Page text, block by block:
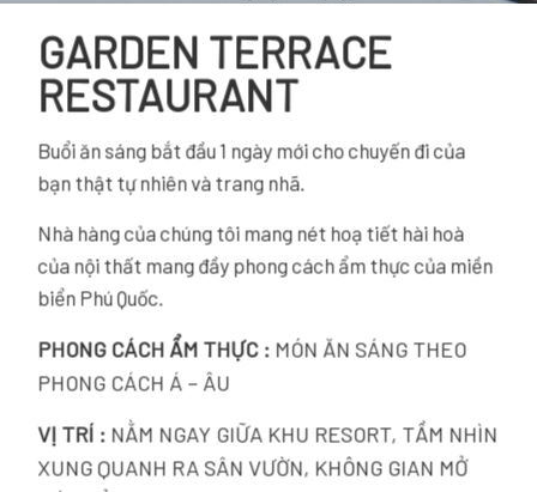
GARDEN TERRACE
RESTAURANT
Buổi ăn sáng bắt đầu 1 ngày mới cho chuyến đi của
bạn thật tự nhiên và trang nhã.
Nhà hàng của chúng tôi mang nét hoạ tiết hài hoà
của nội thất mang đầy phong cách ẩm thực của miền
biển Phú Quốc.
PHONG CÁCH ẨM THỰC : MÓN ĂN SÁNG THEO
PHONG CÁCH Á – ÂU
VỊ TRÍ : NẰM NGAY GIỮA KHU RESORT, TẦM NHÌN
XUNG QUANH RA SÂN VƯỜN, KHÔNG GIAN MỞ